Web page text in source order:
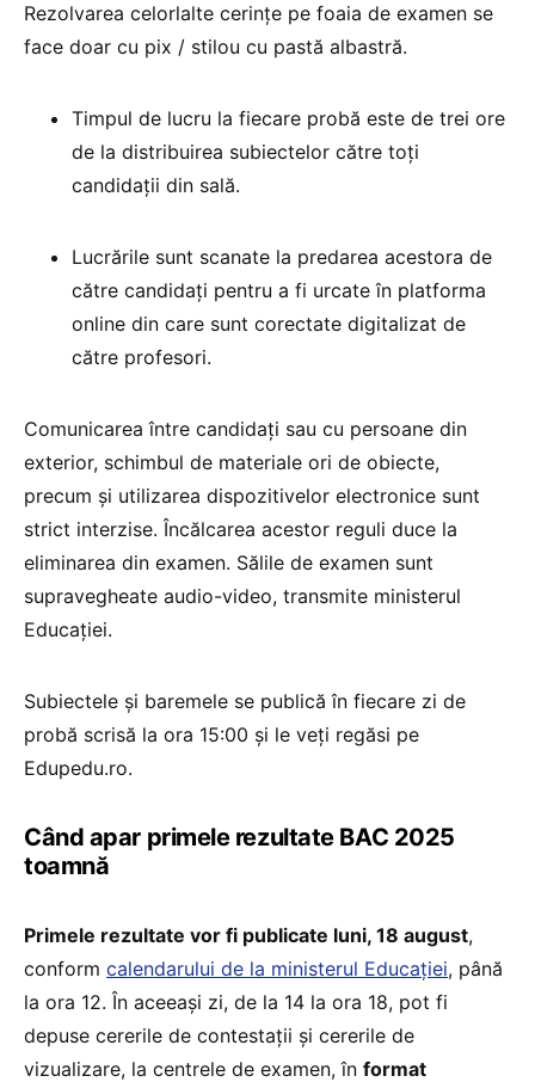
Rezolvarea celorlalte cerințe pe foaia de examen se
face doar cu pix / stilou cu pastă albastră.
Timpul de lucru la fiecare probă este de trei ore
de la distribuirea subiectelor către toți
candidații din sală.
Lucrările sunt scanate la predarea acestora de
către candidați pentru a fi urcate în platforma
online din care sunt corectate digitalizat de
către profesori.
Comunicarea între candidați sau cu persoane din
exterior, schimbul de materiale ori de obiecte,
precum și utilizarea dispozitivelor electronice sunt
strict interzise. Încălcarea acestor reguli duce la
eliminarea din examen. Sălile de examen sunt
supravegheate audio-video, transmite ministerul
Educației.
Subiectele și baremele se publică în fiecare zi de
probă scrisă la ora 15:00 și le veți regăsi pe
Edupedu.ro.
Când apar primele rezultate BAC 2025
toamnă
Primele rezultate vor fi publicate luni, 18 august,
conform calendarului de la ministerul Educației, până
la ora 12. În aceeași zi, de la 14 la ora 18, pot fi
depuse cererile de contestații și cererile de
vizualizare, la centrele de examen, în format